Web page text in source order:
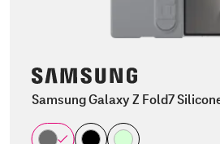
Samsung Galaxy Z Fold7